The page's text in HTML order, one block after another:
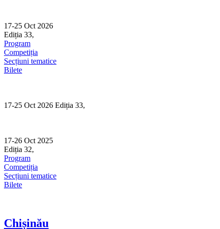
content
17-25 Oct 2026
Ediția 33,
Program
Competiția
Secțiuni tematice
Bilete
17-25 Oct 2026 Ediția 33,
17-26 Oct 2025
Ediția 32,
Program
Competiția
Secțiuni tematice
Bilete
Chișinău